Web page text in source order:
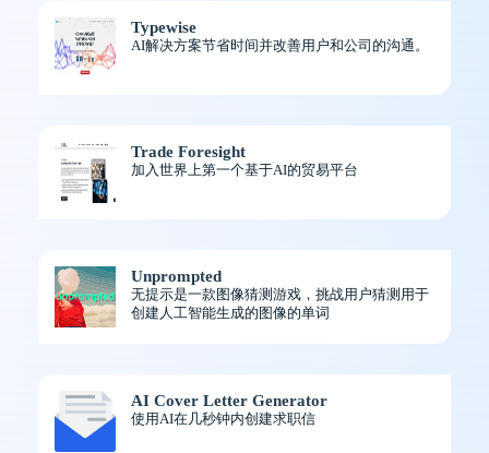
Typewise
AI解决方案节省时间并改善用户和公司的沟通。
Trade Foresight
加入世界上第一个基于AI的贸易平台
Unprompted
无提示是一款图像猜测游戏，挑战用户猜测用于
创建人工智能生成的图像的单词
AI Cover Letter Generator
使用AI在几秒钟内创建求职信